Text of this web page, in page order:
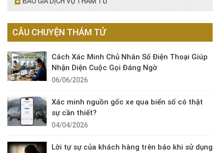
CÂU CHUYỆN THÁM TỬ
Cách Xác Minh Chủ Nhân Số Điện Thoại Giúp
Nhận Diện Cuộc Gọi Đáng Ngờ
06/06/2026
Xác minh nguồn gốc xe qua biển số có thật
sự cần thiết?
04/04/2026
Lời tự sự của khách hàng trên báo khi sử dụng